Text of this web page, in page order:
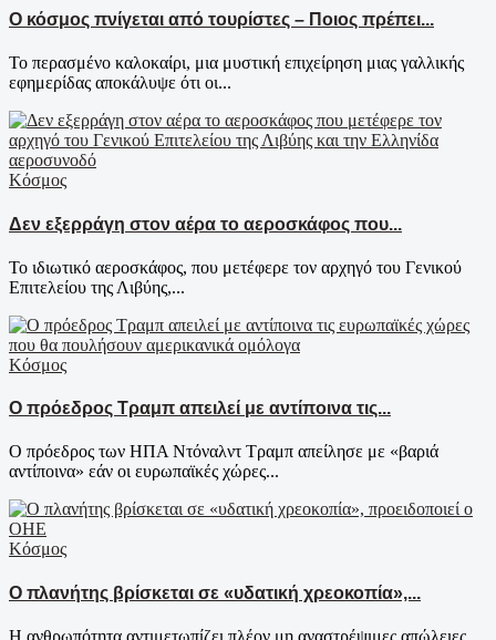
Ο κόσμος πνίγεται από τουρίστες – Ποιος πρέπει...
Το περασμένο καλοκαίρι, μια μυστική επιχείρηση μιας γαλλικής
εφημερίδας αποκάλυψε ότι οι...
Κόσμος
Δεν εξερράγη στον αέρα το αεροσκάφος που...
Το ιδιωτικό αεροσκάφος, που μετέφερε τον αρχηγό του Γενικού
Επιτελείου της Λιβύης,...
Κόσμος
Ο πρόεδρος Τραμπ απειλεί με αντίποινα τις...
Ο πρόεδρος των ΗΠΑ Ντόναλντ Τραμπ απείλησε με «βαριά
αντίποινα» εάν οι ευρωπαϊκές χώρες...
Κόσμος
Ο πλανήτης βρίσκεται σε «υδατική χρεοκοπία»,...
Η ανθρωπότητα αντιμετωπίζει πλέον μη αναστρέψιμες απώλειες